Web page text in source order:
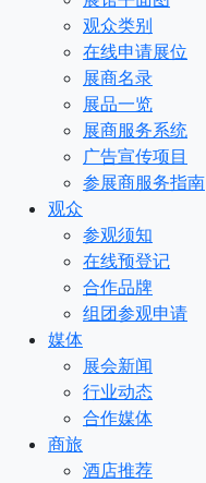
观众类别
在线申请展位
展商名录
展品一览
展商服务系统
广告宣传项目
参展商服务指南
观众
参观须知
在线预登记
合作品牌
组团参观申请
媒体
展会新闻
行业动态
合作媒体
商旅
酒店推荐